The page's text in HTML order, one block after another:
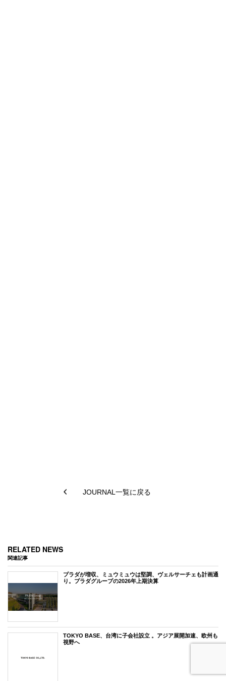
JOURNAL一覧に戻る
RELATED NEWS
関連記事
プラダが増収、ミュウミュウは堅調、ヴェルサーチェも計画通
り。プラダグループの2026年上期決算
TOKYO BASE、台湾に子会社設立 。アジア展開加速、欧州も
視野へ